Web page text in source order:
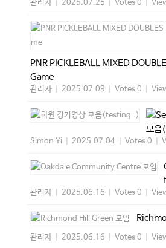
관리자 2025.07.25 Votes 0
PNR PICKLEBALL MIXED
Game
관리자 2025.07.09 Votes 0
모
Simon Yi 2025.07.04 Votes 0
관리자 2025.06.16 Votes 0
관리자 2025.06.16 Votes 0